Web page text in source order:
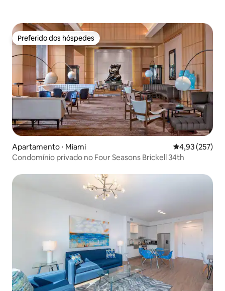
Preferido dos hóspedes
Preferido dos hóspedes
Apartamento ⋅ Miami 4,93 de uma
4,93 (257)
Condomínio privado no Four Seasons Brickell 34th